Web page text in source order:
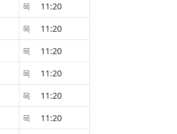
목
11:20
목
11:20
목
11:20
목
11:20
목
11:20
목
11:20